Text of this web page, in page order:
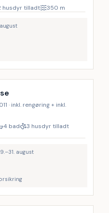
husdyr tilladt 350 m
· inkl. rengøring + inkl.
4 bad
3 husdyr tilladt
august